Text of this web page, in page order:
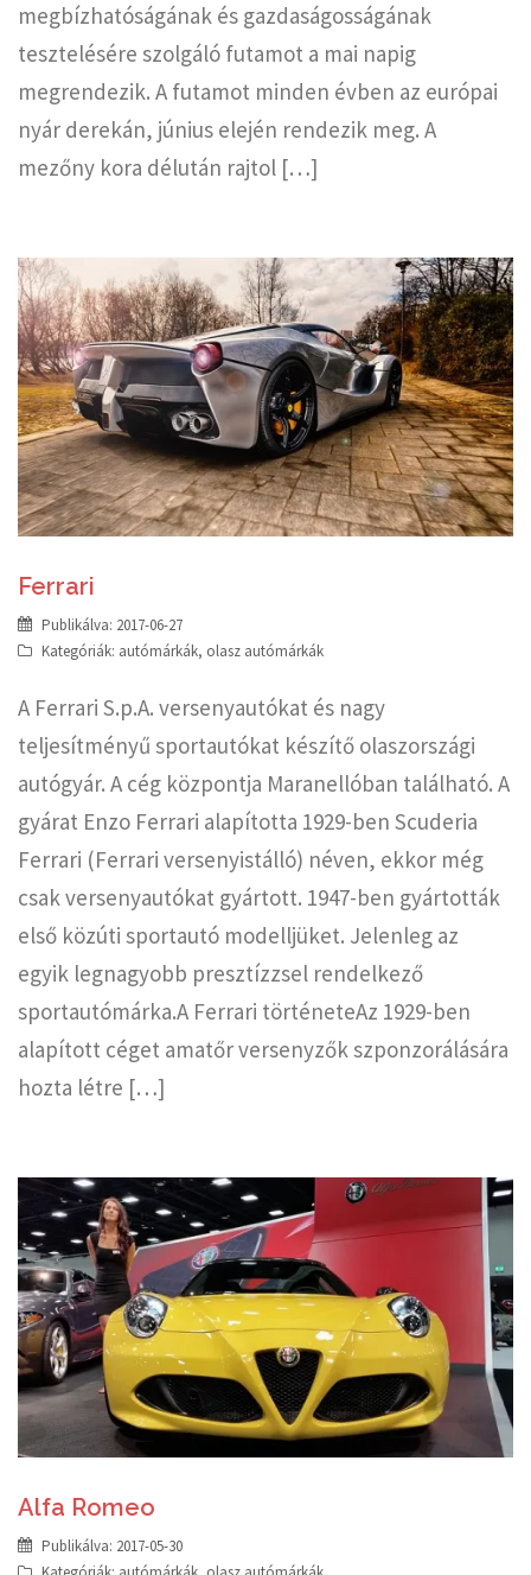
megbízhatóságának és gazdaságosságának
tesztelésére szolgáló futamot a mai napig
megrendezik. A futamot minden évben az európai
nyár derekán, június elején rendezik meg. A
mezőny kora délután rajtol […]
Ferrari
Publikálva: 2017-06-27
Kategóriák: autómárkák, olasz autómárkák
A Ferrari S.p.A. versenyautókat és nagy
teljesítményű sportautókat készítő olaszországi
autógyár. A cég központja Maranellóban található. A
gyárat Enzo Ferrari alapította 1929-ben Scuderia
Ferrari (Ferrari versenyistálló) néven, ekkor még
csak versenyautókat gyártott. 1947-ben gyártották
első közúti sportautó modelljüket. Jelenleg az
egyik legnagyobb presztízzsel rendelkező
sportautómárka.A Ferrari történeteAz 1929-ben
alapított céget amatőr versenyzők szponzorálására
hozta létre […]
Alfa Romeo
Publikálva: 2017-05-30